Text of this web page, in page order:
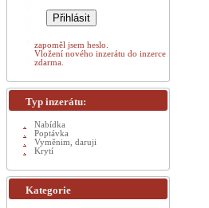
zapoměl jsem heslo.
Vložení nového inzerátu do inzerce
zdarma.
Typ inzerátu:
Nabídka
Poptávka
Vyměnim, daruji
Krytí
Kategorie